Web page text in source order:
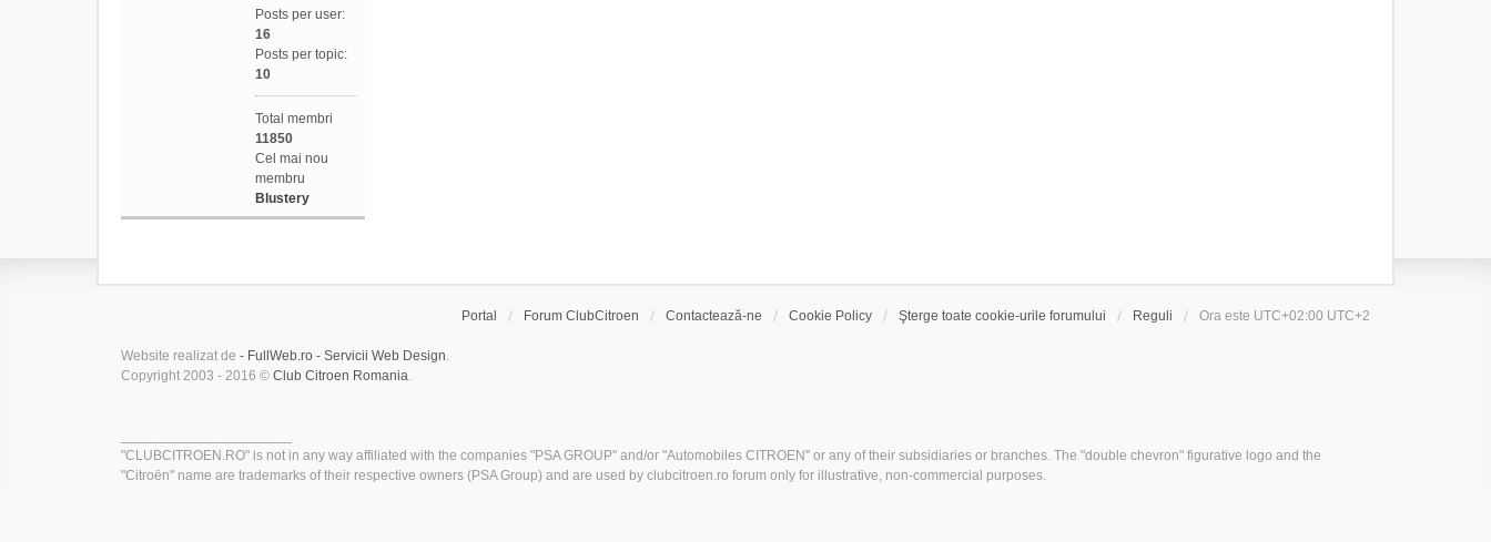
Posts per user:
16
Posts per topic:
10
Total membri
11850
Cel mai nou
membru
Blustery
Portal Forum ClubCitroen Contactează-ne Cookie Policy Şterge toate cookie-urile forumului Reguli Ora este UTC+02:00 UTC+2
Website realizat de - FullWeb.ro - Servicii Web Design.
Copyright 2003 - 2016 © Club Citroen Romania.
"CLUBCITROEN.RO" is not in any way affiliated with the companies "PSA GROUP" and/or "Automobiles CITROEN" or any of their subsidiaries or branches. The "double chevron" figurative logo and the
"Citroën" name are trademarks of their respective owners (PSA Group) and are used by clubcitroen.ro forum only for illustrative, non-commercial purposes.